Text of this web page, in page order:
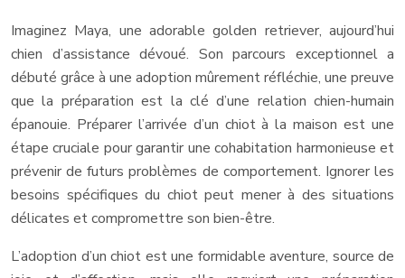
Imaginez Maya, une adorable golden retriever, aujourd’hui
chien d’assistance dévoué. Son parcours exceptionnel a
débuté grâce à une adoption mûrement réfléchie, une preuve
que la préparation est la clé d’une relation chien-humain
épanouie. Préparer l’arrivée d’un chiot à la maison est une
étape cruciale pour garantir une cohabitation harmonieuse et
prévenir de futurs problèmes de comportement. Ignorer les
besoins spécifiques du chiot peut mener à des situations
délicates et compromettre son bien-être.
L’adoption d’un chiot est une formidable aventure, source de